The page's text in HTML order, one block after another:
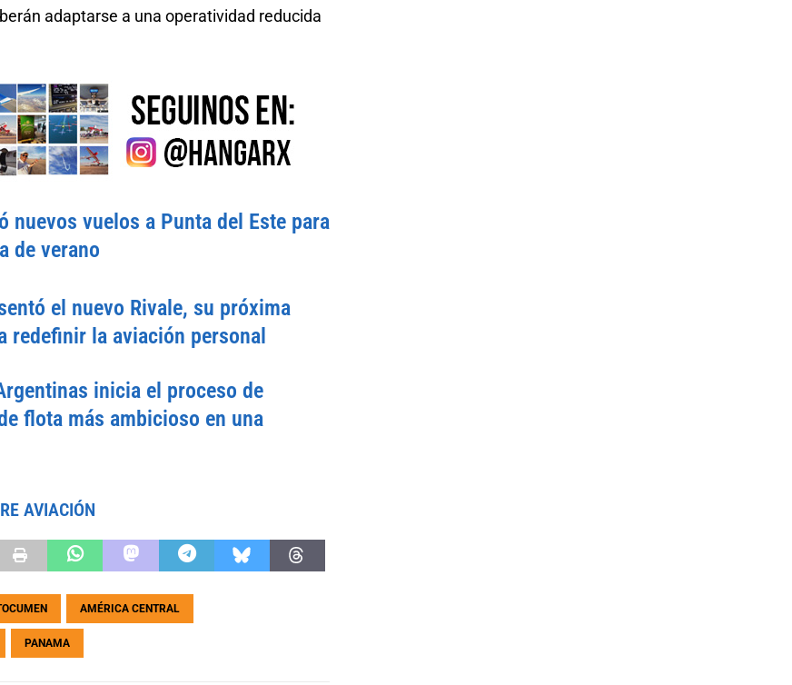
adaptarse a una operatividad reducida
nuevos vuelos a Punta del Este para
de verano
el nuevo Rivale, su próxima
redefinir la aviación personal
inicia el proceso de
flota más ambicioso en una
AVIACIÓN
AMÉRICA CENTRAL
PANAMA